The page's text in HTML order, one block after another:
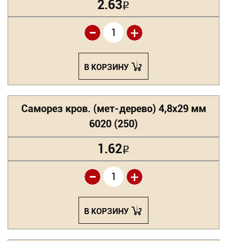
2.63Р
+
-
В КОРЗИНУ
Саморез кров. (мет-дерево) 4,8х29 мм
6020 (250)
1.62Р
+
-
В КОРЗИНУ